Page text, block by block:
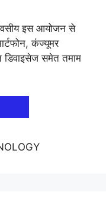
इस आयोजन से
कंज्यूमर
डिवाइसेज समेत तमाम